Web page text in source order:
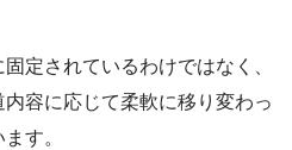
定されているわけではなく、
容に応じて柔軟に移り変わっ
す。